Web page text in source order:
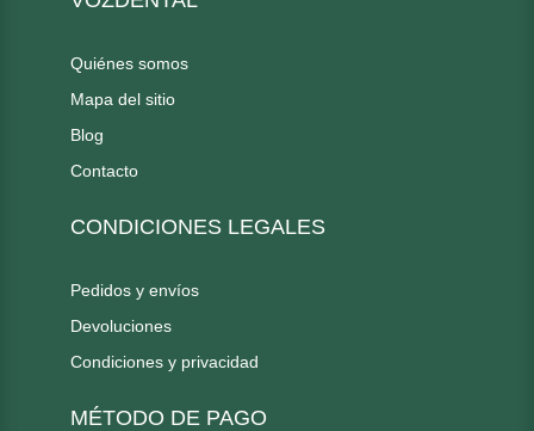
Quiénes somos
Mapa del sitio
Blog
Contacto
CONDICIONES LEGALES
Pedidos y envíos
Devoluciones
Condiciones y privacidad
MÉTODO DE PAGO